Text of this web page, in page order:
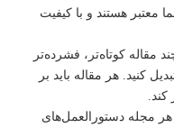
هستند و با کیفیت
کوتاه‌تر، فشرده‌تر
هر مقاله باید بر
دستورالعمل‌های